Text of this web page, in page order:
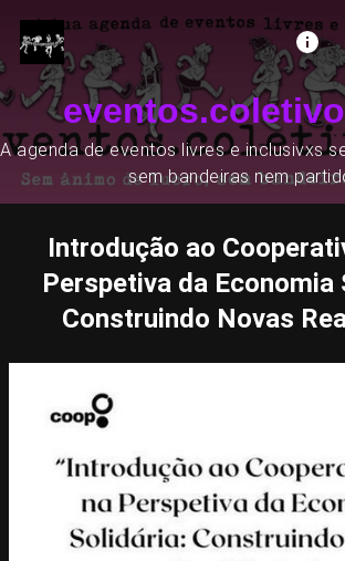
A agenda de eventos livres e inclusivxs
sem bandeiras nem
Introdução ao
Perspetiva da Economia
Construindo Novas